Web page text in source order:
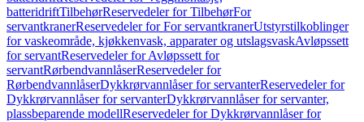
batteridriftTilbehørReservedeler for TilbehørFor
servantkranerReservedeler for For servantkranerUtstyrstilkoblinger
for vaskeområde, kjøkkenvask, apparater og utslagsvaskAvløpssett
for servantReservedeler for Avløpssett for
servantRørbendvannlåserReservedeler for
RørbendvannlåserDykkrørvannlåser for servanterReservedeler for
Dykkrørvannlåser for servanterDykkrørvannlåser for servanter,
plassbeparende modellReservedeler for Dykkrørvannlåser for